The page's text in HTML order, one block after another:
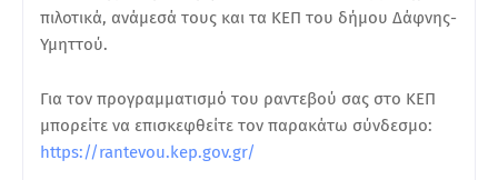
πιλοτικά, ανάμεσά τους και τα ΚΕΠ του δήμου Δάφνης-
Υμηττού.
Για τον προγραμματισμό του ραντεβού σας στο ΚΕΠ
μπορείτε να επισκεφθείτε τον παρακάτω σύνδεσμο:
https://rantevou.kep.gov.gr/